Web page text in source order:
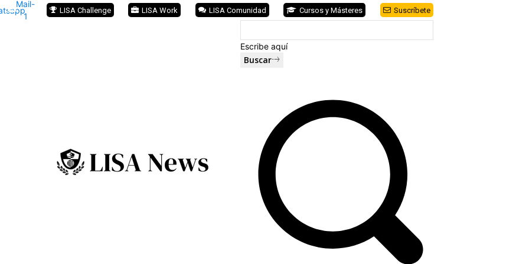
Suscríbete
Cursos y Másteres
LISA Comunidad
LISA Work
LISA Challenge
Mail-
1
Escribe aquí
Buscar